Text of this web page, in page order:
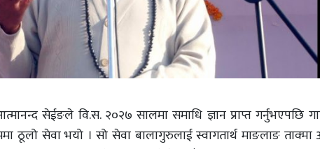
सेईङले वि.स. २०२७ सालमा समाधि ज्ञान प्राप्त गर्नुभएपछि
ठूलो सेवा भयो । सो सेवा बालागुरुलाई स्वागतार्थ माङलाङ ताक्मा